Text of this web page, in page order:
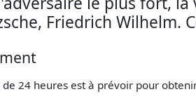
Friedrich Wilhelm.
de 24 heures est à prévoir pour